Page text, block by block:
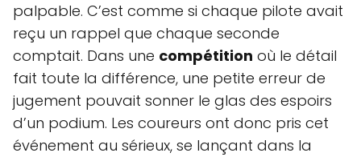
palpable. C’est comme si chaque pilote avait
reçu un rappel que chaque seconde
comptait. Dans une compétition où le détail
fait toute la différence, une petite erreur de
jugement pouvait sonner le glas des espoirs
d’un podium. Les coureurs ont donc pris cet
événement au sérieux, se lançant dans la